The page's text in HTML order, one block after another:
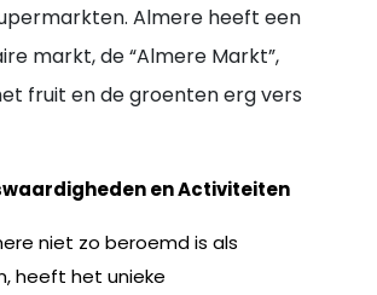
Almere heeft een
markt, de “Almere Markt”,
fruit en de groenten erg vers
en Activiteiten
niet zo beroemd is als
heeft het unieke